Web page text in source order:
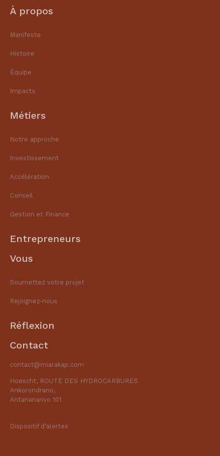
À propos
Manifeste
Histoire
Équipe
Impacts
Métiers
Notre approche
Investissement
Accélération
Conseil
Gestion et Finance​
Entrepreneurs
Vous
Soumettez votre projet
Rejoignez-nous
Réflexion
Contact
contact@miarakap.com
Hoescht, ROUTE DES HYDROCARBURES
Ankorondrano,
Antananarivo 101
Dispositif d’alertes